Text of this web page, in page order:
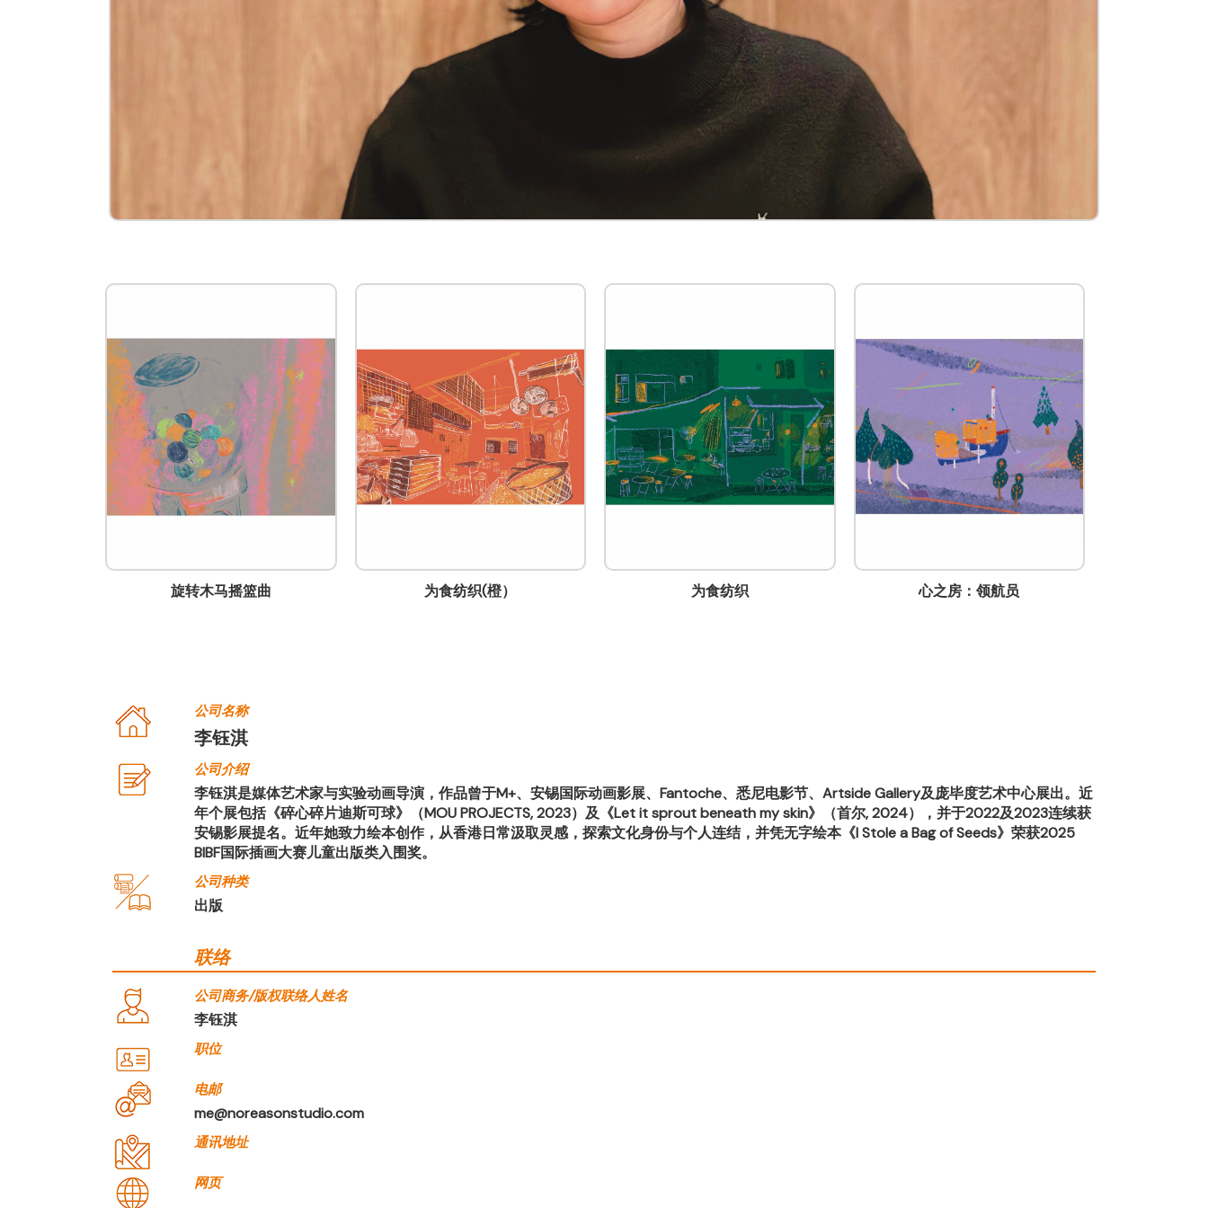
为食纺织(橙） 为食纺织 心之房：领航员 心之房：我们的家
公司名称
李钰淇
公司介绍
李钰淇是媒体艺术家与实验动画导演，作品曾于M+、安锡国际动画影展、Fantoche、悉尼电影节、Artside Gallery及庞毕度艺术中心展出。近
年个展包括《碎心碎片迪斯可球》（MOU PROJECTS, 2023）及《Let it sprout beneath my skin》（首尔, 2024），并于2022及2023连续获
安锡影展提名。近年她致力绘本创作，从香港日常汲取灵感，探索文化身份与个人连结，并凭无字绘本《I Stole a Bag of Seeds》荣获2025
BIBF国际插画大赛儿童出版类入围奖。
公司种类
出版
联络
公司商务/版权联络人姓名
李钰淇
职位
电邮
me@noreasonstudio.com
通讯地址
网页